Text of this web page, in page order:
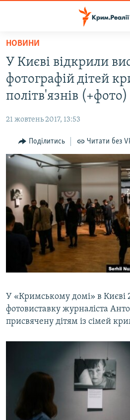
Перейти
основного
матеріалу
Перейти
до
основної
Перейти
до
пошуку
ВОДА.КРИМ
ВІДЕО ТА ФОТО
БЛОГИ
ПОГЛЯД
ІНТЕРВ'Ю
ВСЕ ЗА ДЕНЬ
СПЕЦПРОЕКТИ
ДЕПОРТАЦІЯ
ВІДЕОУРОКИ «ELIFBE»
СВІДЧЕННЯ ОКУПАЦІЇ
УКРАЇНСЬКА ПРОБЛЕМА КРИМУ
ЯК ОБІЙТИ БЛОКУВАННЯ
Русский
Qırımtatar
НОВИНИ
У Києві відкрили
фотографій дітей
політв'язнів (+фото)
21 жовтень 2017, 13:53
Поділитись Читати без
У «Кримському домі» в Києві
фотовиставку журналіста
присвячену дітям із сімей